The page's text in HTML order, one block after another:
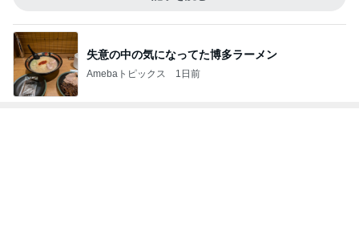
失意の中の気になってた博多ラーメン
Amebaトピックス 1日前